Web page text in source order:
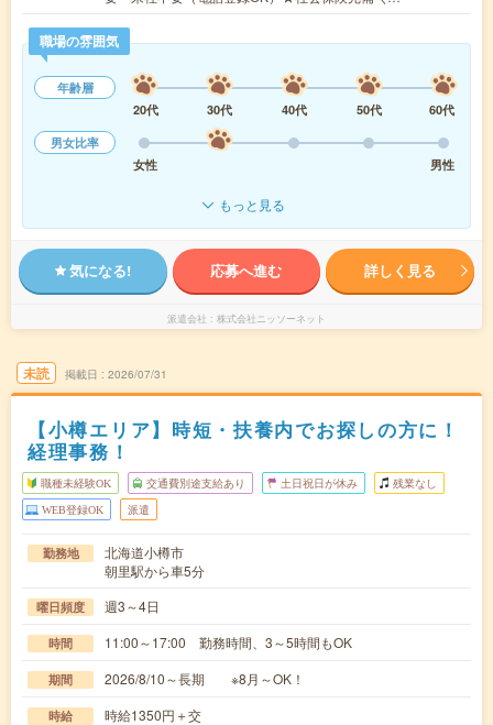
職場の雰囲気
年齢層
20代
30代 40代 50代
60代
男女比率
女性
男性
もっと見る
気になる! 応募へ進む 詳しく見る
派遣会社 株式会社ニッソーネット
未読 掲載日 2026/07/31
【小樽エリア】時短・扶養内でお探しの方に！
経理事務！
職種未経験OK 交通費別途支給あり 土日祝日が休み 残業なし
WEB登録OK 派遣
勤務地
北海道小樽市
朝里駅から車5分
曜日頻度 週3～4日
時間 11:00～17:00 勤務時間、3～5時間もOK
期間 2026/8/10～長期 ※8月～OK！
時給 時給1350円＋交